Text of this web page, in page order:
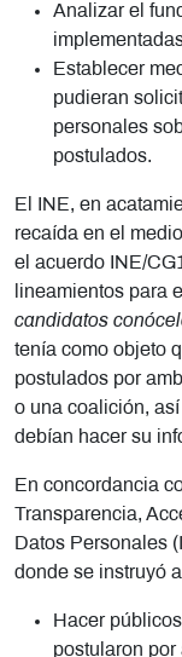
Analizar el
Establecer
pudieran
personales
postulados.
El INE, en
recaída en el
el acuerdo INE/
lineamientos para
candidatos
tenía como objeto
postulados por
o una coalición,
debían hacer su
En concordancia
Transparencia,
Datos Personales
donde se instruyó
Hacer
postularon por